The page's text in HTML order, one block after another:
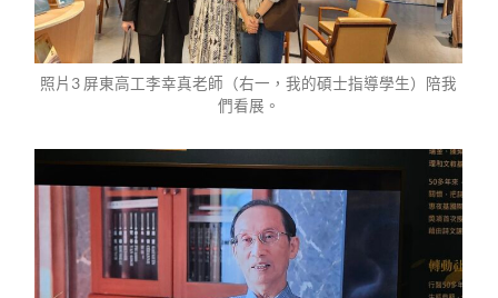
照片3 屏東高工李幸真老師（右一，我的碩士指導學生）陪我
們看展。